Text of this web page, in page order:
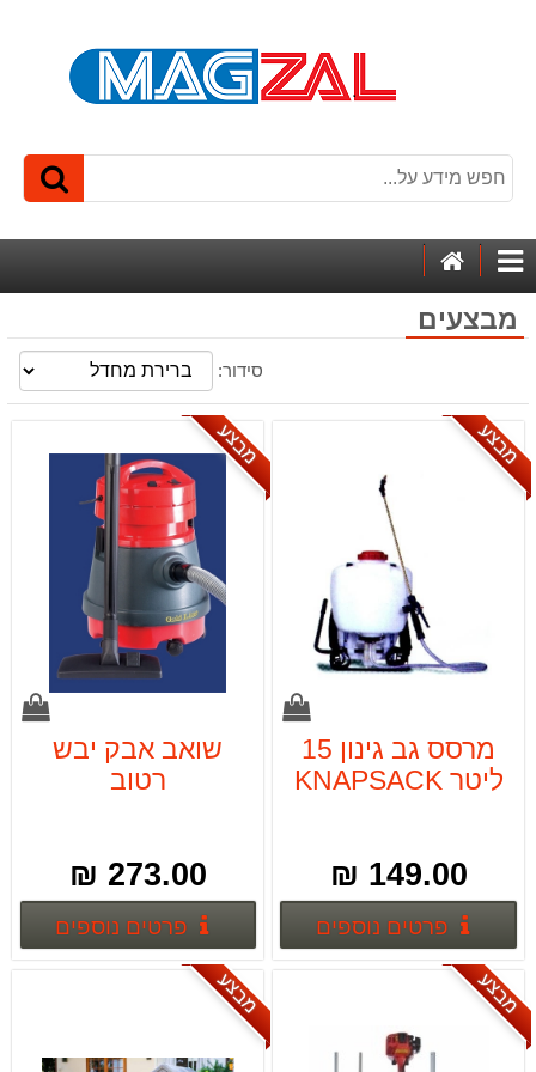
קטגוריותהבית
מבצעים
סידור:
מבצע
מרסס גב גינון 15
ליטר KNAPSACK
149.00 ₪
פרטים נוספיםפרטים נוספים
מבצע
שואב אבק יבש
רטוב
273.00 ₪
פרטים נוספים
מבצע מבצע